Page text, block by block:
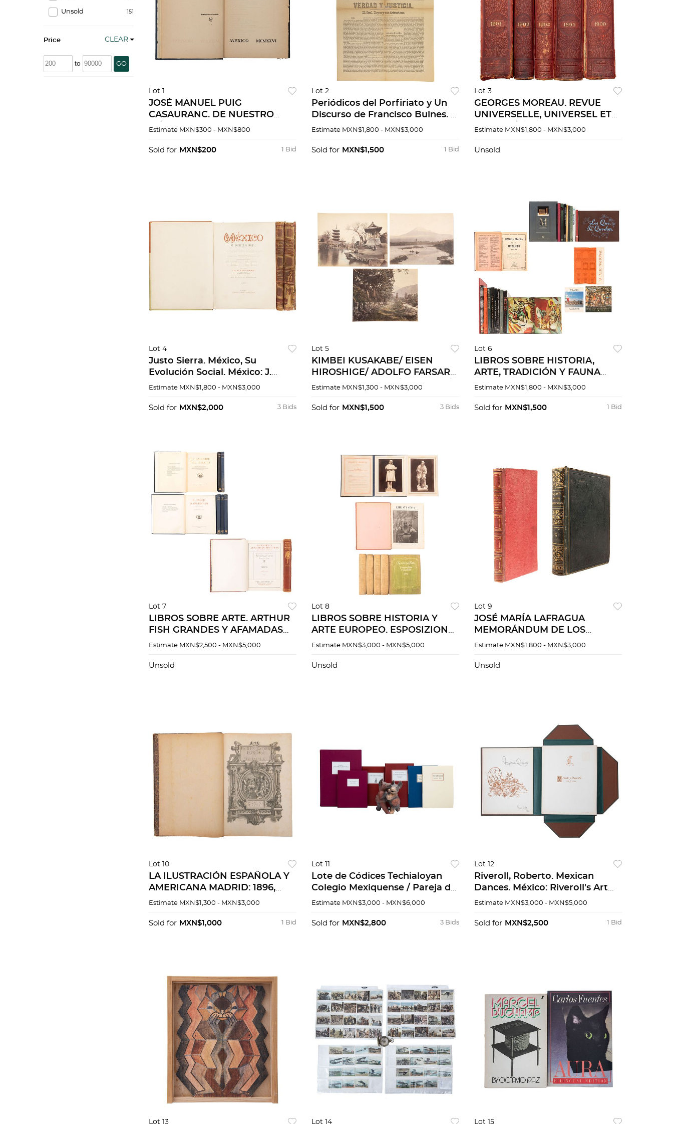
151
Unsold
Price CLEAR
to GO
Lot 1
JOSÉ MANUEL PUIG
CASAURANC. DE NUESTRO
MÉXICO: COSAS SOCIALES Y
1926. Edición de 100 ejemplares.
Estimate MXN$300 - MXN$800
1 Bid
Sold for MXN$200
Lot 2
Periódicos del Porfiriato y Un
Discurso de Francisco Bulnes. El
Imparcial / La Voz de Nuevo
Estimate MXN$1,800 - MXN$3,000
1 Bid
Sold for MXN$1,500
Lot 3
GEORGES MOREAU. REVUE
UNIVERSELLE, UNIVERSEL ET
ILLUSTRÉ / REVUE
DOCUMENTAIRE UNIVERSEL.
Estimate MXN$1,800 - MXN$3,000
Unsold
Lot 4
Justo Sierra. México, Su
Evolución Social. México: J.
Ballescá y Compañía, 1900 -
Estimate MXN$1,800 - MXN$3,000
3 Bids
Sold for MXN$2,000
Lot 5
KIMBEI KUSAKABE/ EISEN
HIROSHIGE/ ADOLFO FARSARI.
GAMMANGAHARA/ ASAKUSA/
XIX. Fotografías. Piezas: 3
Estimate MXN$1,300 - MXN$3,000
3 Bids
Sold for MXN$1,500
Lot 6
LIBROS SOBRE HISTORIA,
ARTE, TRADICIÓN Y FAUNA
MEXICANA Pzs 24
Estimate MXN$1,800 - MXN$3,000
1 Bid
Sold for MXN$1,500
Lot 7
LIBROS SOBRE ARTE. ARTHUR
FISH GRANDES Y AFAMADAS
PINTURAS POR GRANDES
Estimate MXN$2,500 - MXN$5,000
Unsold
Lot 8
LIBROS SOBRE HISTORIA Y
ARTE EUROPEO. ESPOSIZIONE
COLOMBIANA, 1892 - 93
PZS 10
Estimate MXN$3,000 - MXN$5,000
Unsold
Lot 9
JOSÉ MARÍA LAFRAGUA
MEMORÁNDUM DE LOS
NEGOCIOS PENDIENTES
PANDECTAS HISPANO -
Estimate MXN$1,800 - MXN$3,000
Unsold
Lot 10
LA ILUSTRACIÓN ESPAÑOLA Y
AMERICANA MADRID: 1896,
1899 Y 1900 Años XL, XLIII y
Estimate MXN$1,300 - MXN$3,000
1 Bid
Sold for MXN$1,000
Lot 11
Lote de Códices Techialoyan
Colegio Mexiquense / Pareja de
Perros. Reproducción. PZS 7
Estimate MXN$3,000 - MXN$6,000
3 Bids
Sold for MXN$2,800
Lot 12
Riveroll, Roberto. Mexican
Dances. México: Riveroll's Art
Gallery.
Estimate MXN$3,000 - MXN$5,000
1 Bid
Sold for MXN$2,500
Lot 13 Lot 14 Lot 15